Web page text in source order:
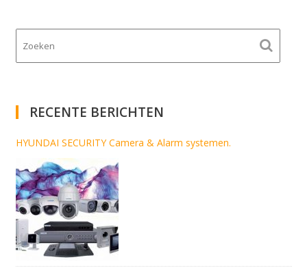
RECENTE BERICHTEN
HYUNDAI SECURITY Camera & Alarm systemen.